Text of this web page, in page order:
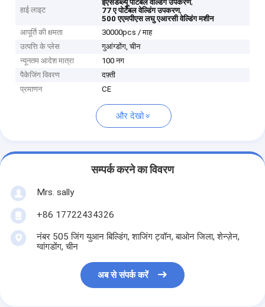
हाई लाइट
ईएसडब्ल्यू पोर्टेबल वेल्डिंग उपकरण
77 ए पोर्टेबल वेल्डिंग उपकरण,
500 एएमपीएस लघु एआरसी वेल्डिंग मशीन
आपूर्ति की क्षमता
30000pcs / माह
उत्पत्ति के प्लेस
गुआंग्डोंग, चीन
न्यूनतम आदेश मात्रा
100 नग
पैकेजिंग विवरण
दफ़्ती
प्रमाणन
CE
और देखो
सम्पर्क करने का विवरण
Mrs. sally
+86 17722434326
नंबर 505 जिंग युआन बिल्डिंग, शाजिंग ट्वॉन, बाओन जिला, शेन्ज़ेन,
ग्वांगडोंग, चीन
अब से संपर्क करें